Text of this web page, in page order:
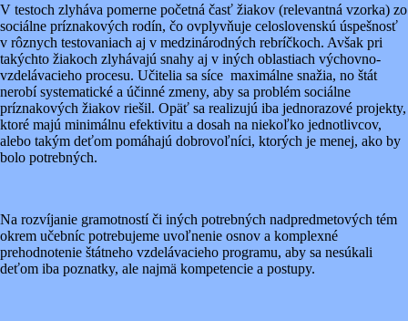
V testoch zlyháva pomerne početná časť žiakov (relevantná vzorka) zo
sociálne príznakových rodín, čo ovplyvňuje celoslovenskú úspešnosť
v rôznych testovaniach aj v medzinárodných rebríčkoch. Avšak pri
takýchto žiakoch zlyhávajú snahy aj v iných oblastiach výchovno-
vzdelávacieho procesu. Učitelia sa síce maximálne snažia, no štát
nerobí systematické a účinné zmeny, aby sa problém sociálne
príznakových žiakov riešil. Opäť sa realizujú iba jednorazové projekty,
ktoré majú minimálnu efektivitu a dosah na niekoľko jednotlivcov,
alebo takým deťom pomáhajú dobrovoľníci, ktorých je menej, ako by
bolo potrebných.
Na rozvíjanie gramotností či iných potrebných nadpredmetových tém
okrem učebníc potrebujeme uvoľnenie osnov a komplexné
prehodnotenie štátneho vzdelávacieho programu, aby sa nesúkali
deťom iba poznatky, ale najmä kompetencie a postupy.